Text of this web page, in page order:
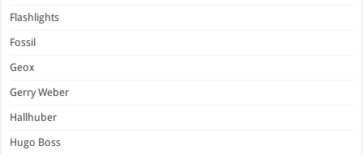
Flashlights
Fossil
Geox
Gerry Weber
Hallhuber
Hugo Boss